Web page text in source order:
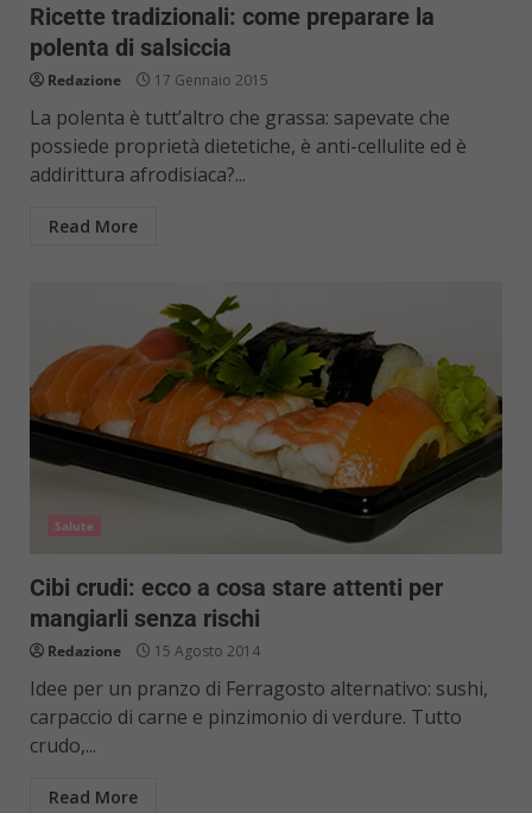
Ricette tradizionali: come preparare la
polenta di salsiccia
Redazione 17 Gennaio 2015
La polenta è tutt’altro che grassa: sapevate che
possiede proprietà dietetiche, è anti-cellulite ed è
addirittura afrodisiaca?...
Read More
Salute
Cibi crudi: ecco a cosa stare attenti per
mangiarli senza rischi
Redazione 15 Agosto 2014
Idee per un pranzo di Ferragosto alternativo: sushi,
carpaccio di carne e pinzimonio di verdure. Tutto
crudo,...
Read More